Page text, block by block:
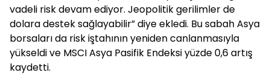
vadeli risk devam ediyor. Jeopolitik gerilimler de
dolara destek sağlayabilir” diye ekledi. Bu sabah Asya
borsaları da risk iştahının yeniden canlanmasıyla
yükseldi ve MSCI Asya Pasifik Endeksi yüzde 0,6 artış
kaydetti.